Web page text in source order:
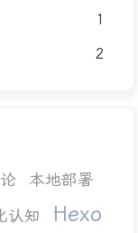
1
2
本地部署
认知 Hexo